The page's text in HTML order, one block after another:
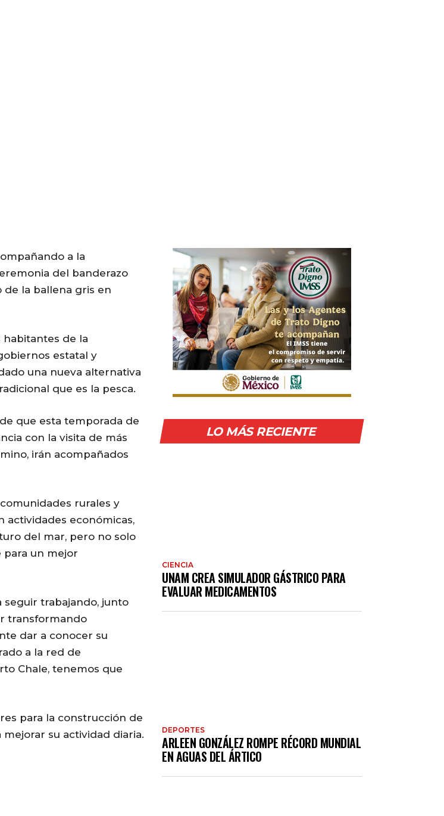
a la
del banderazo
de la ballena gris en
habitantes de la
estatal y
una nueva alternativa
que es la pesca.
que esta temporada de
con la visita de más
irán acompañados
rurales y
actividades económicas,
del mar, pero no solo
para un mejor
trabajando, junto
transformando
dar a conocer su
a la red de
Chale, tenemos que
para la construcción de
su actividad diaria.
LO MÁS RECIENTE
CIENCIA
UNAM CREA SIMULADOR GÁSTRICO PARA
EVALUAR MEDICAMENTOS
DEPORTES
ARLEEN GONZÁLEZ ROMPE RÉCORD MUNDIAL
EN AGUAS DEL ÁRTICO